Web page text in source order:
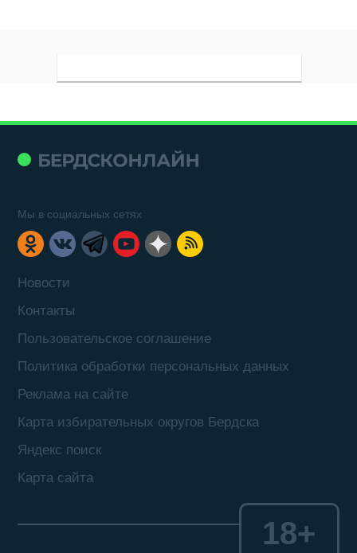
Новости
Контакты
Пользовательское соглашение
Политика обработки персональных данных
Реклама на сайте
Карта избирательных округов Бердска
Яндекс поиск
Карта сайта
Мы в социальных сетях
18+